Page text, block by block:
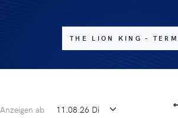
THE LION KING -
Anzeigen ab